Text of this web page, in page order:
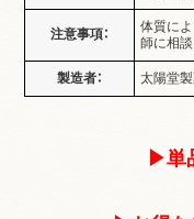
注意事項：
体質に
師に相談
製造者： 太陽堂
▶単